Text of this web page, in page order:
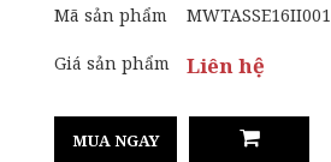
Mã sản phẩm MWTASSE16II001
Giá sản phẩm Liên hệ
MUA NGAY